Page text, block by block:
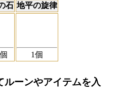
石 地平の旋律
個 1個
ルーンやアイテムを入